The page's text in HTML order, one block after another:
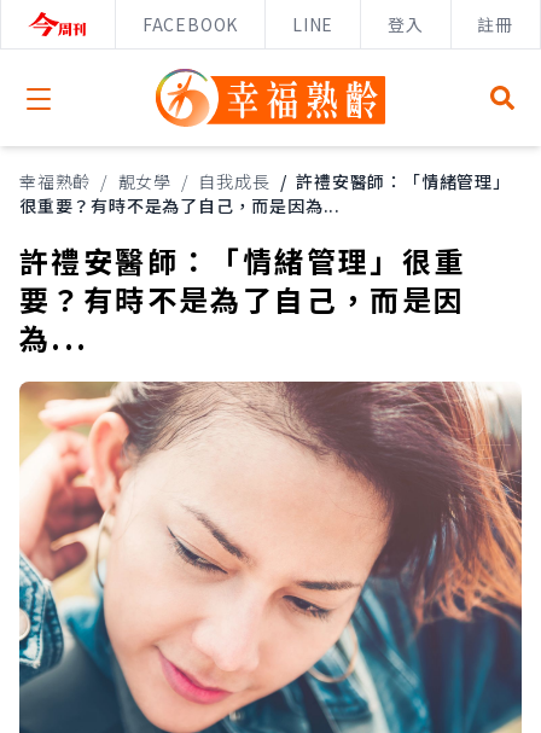
FACEBOOK LINE 登入 註冊
Open menu
幸福熟齡 / 靚女學 / 自我成長 / 許禮安醫師：「情緒管理」
很重要？有時不是為了自己，而是因為...
許禮安醫師：「情緒管理」很重
要？有時不是為了自己，而是因
為...